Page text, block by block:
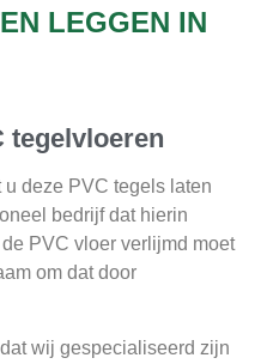
LEGGEN IN
tegelvloeren
u deze PVC tegels laten
bedrijf dat hierin
PVC vloer verlijmd moet
om dat door
wij gespecialiseerd zijn